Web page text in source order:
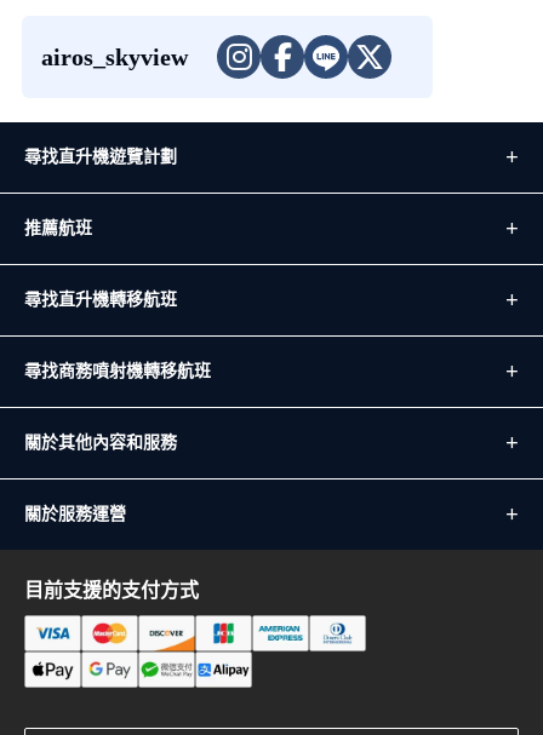
airos_skyview
尋找直升機遊覽計劃
推薦航班
尋找直升機轉移航班
尋找商務噴射機轉移航班
關於其他內容和服務
關於服務運營
目前支援的支付方式